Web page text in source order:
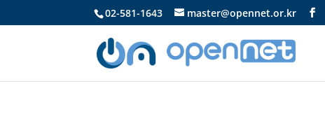
02-581-1643 master@opennet.or.kr